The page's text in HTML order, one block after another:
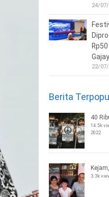
24/
22/
Berita
40
14.5k
2022
3.3k